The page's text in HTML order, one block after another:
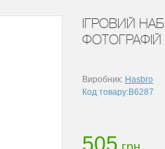
ІГРОВИЙ
Виробник: Hasbro
Код товару:B6287
505